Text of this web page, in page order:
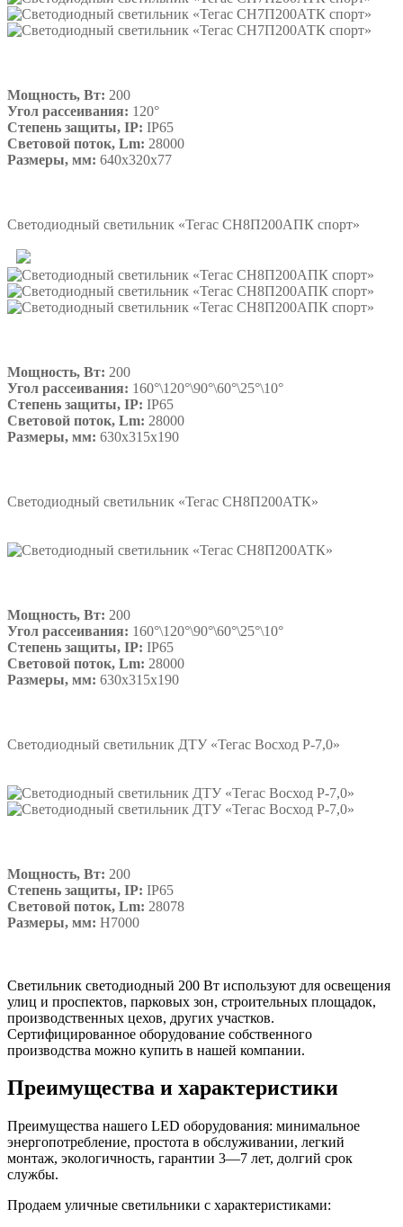
Мощность, Вт: 200
Угол рассеивания: 120°
Степень защиты, IP: IP65
Световой поток, Lm: 28000
Размеры, мм: 640х320х77
Светодиодный светильник «Тегас СН8П200АПК спорт»
Мощность, Вт: 200
Угол рассеивания: 160°\120°\90°\60°\25°\10°
Степень защиты, IP: IP65
Световой поток, Lm: 28000
Размеры, мм: 630х315х190
Светодиодный светильник «Тегас СН8П200АТК»
Мощность, Вт: 200
Угол рассеивания: 160°\120°\90°\60°\25°\10°
Степень защиты, IP: IP65
Световой поток, Lm: 28000
Размеры, мм: 630х315х190
Светодиодный светильник ДТУ «Тегас Восход Р-7,0»
Мощность, Вт: 200
Степень защиты, IP: IP65
Световой поток, Lm: 28078
Размеры, мм: Н7000
Светильник светодиодный 200 Вт используют для освещения
улиц и проспектов, парковых зон, строительных площадок,
производственных цехов, других участков.
Сертифицированное оборудование собственного
производства можно купить в нашей компании.
Преимущества и характеристики
Преимущества нашего LED оборудования: минимальное
энергопотребление, простота в обслуживании, легкий
монтаж, экологичность, гарантии 3—7 лет, долгий срок
службы.
Продаем уличные светильники с характеристиками: